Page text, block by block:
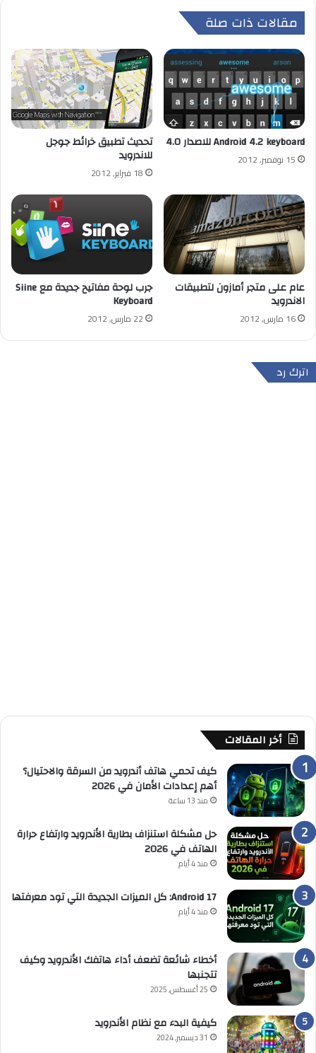
مقالات ذات صلة
Android 4.2 keyboard للاصدار 4.0
15 نوفمبر, 2012
تحديث تطبيق خرائط جوجل
للاندرويد
18 فبراير, 2012
عام على متجر أمازون لتطبيقات
الاندرويد
16 مارس, 2012
جرب لوحة مفاتيح جديدة مع Siine
Keyboard
22 مارس, 2012
اترك رد
أخر المقالات
كيف تحمي هاتف أندرويد من السرقة والاحتيال؟
أهم إعدادات الأمان في 2026
منذ 13 ساعة
حل مشكلة استنزاف بطارية الأندرويد وارتفاع حرارة
الهاتف في 2026
منذ 4 أيام
Android 17: كل الميزات الجديدة التي تود معرفتها
منذ 4 أيام
أخطاء شائعة تضعف أداء هاتفك الأندرويد وكيف
تتجنبها
25 أغسطس, 2025
كيفية البدء مع نظام الأندرويد
31 ديسمبر, 2024